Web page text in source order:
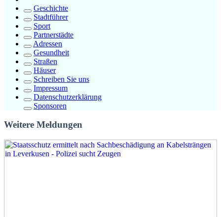
Geschichte
Stadtführer
Sport
Partnerstädte
Adressen
Gesundheit
Straßen
Häuser
Schreiben Sie uns
Impressum
Datenschutzerklärung
Sponsoren
Weitere Meldungen